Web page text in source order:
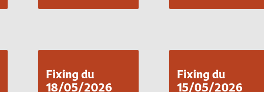
Fixing du
18/05/2026
Fixing du
15/05/2026